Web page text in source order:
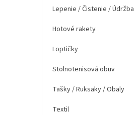
Lepenie / Čistenie / Údržba
Hotové rakety
Loptičky
Stolnotenisová obuv
Tašky / Ruksaky / Obaly
Textil